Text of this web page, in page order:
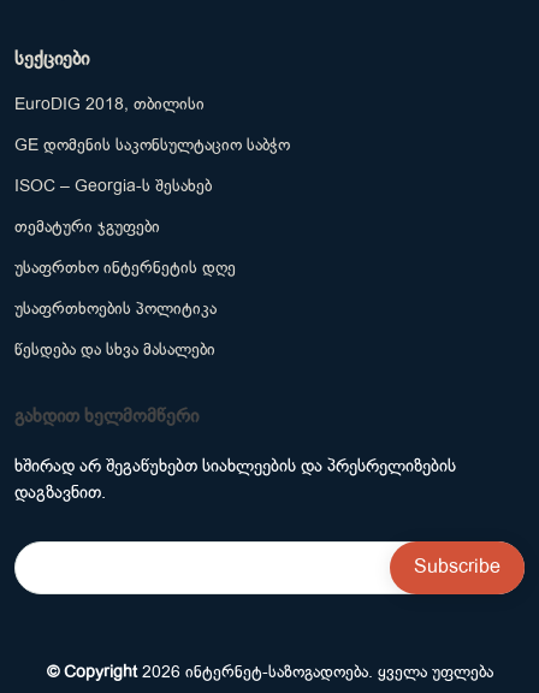
სექციები
EuroDIG 2018, თბილისი
GE დომენის საკონსულტაციო საბჭო
ISOC – Georgia-ს შესახებ
თემატური ჯგუფები
უსაფრთხო ინტერნეტის დღე
უსაფრთხოების პოლიტიკა
წესდება და სხვა მასალები
გახდით ხელმომწერი
ხშირად არ შეგაწუხებთ სიახლეების და პრესრელიზების
დაგზავნით.
© Copyright2026 ინტერნეტ-საზოგადოება. ყველა უფლება